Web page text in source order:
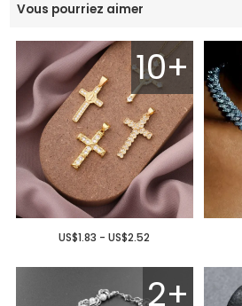
Vous pourriez aimer
10+
US$1.83 - US$2.52
2+